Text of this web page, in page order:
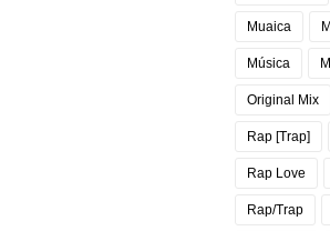
Muaica
Música
Original Mix
Rap [Trap]
Rap Love
Rap/Trap